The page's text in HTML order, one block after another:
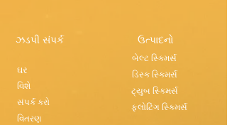
ઝડપી સંપર્ક
ઘર
વિશે
સંપર્ક કરો
વિતરણ
ઉત્પાદનો
બેલ્ટ સ્કિમર્સ
ડિસ્ક સ્કિમર્સ
ટ્યુબ સ્કિમર્સ
ફ્લોટિંગ સ્કિમર્સ